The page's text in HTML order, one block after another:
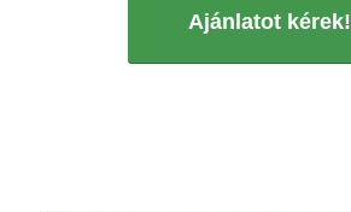
Ajánlatot kérek!